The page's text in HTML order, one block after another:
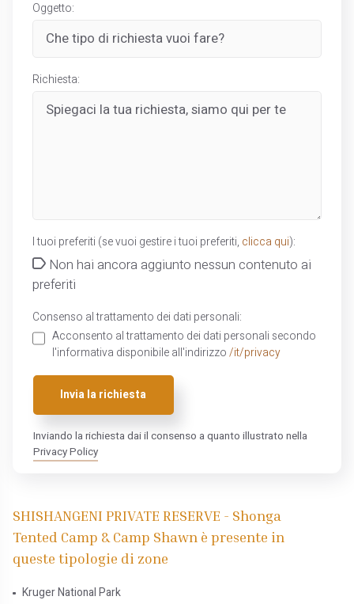
Oggetto:
Richiesta:
I tuoi preferiti (se vuoi gestire i tuoi preferiti, clicca qui):
Non hai ancora aggiunto nessun contenuto ai
preferiti
Consenso al trattamento dei dati personali:
Acconsento al trattamento dei dati personali secondo
l'informativa disponibile all'indirizzo /it/privacy
Invia la richiesta
Inviando la richiesta dai il consenso a quanto illustrato nella
Privacy Policy
SHISHANGENI PRIVATE RESERVE - Shonga
Tented Camp & Camp Shawn è presente in
queste tipologie di zone
Kruger National Park